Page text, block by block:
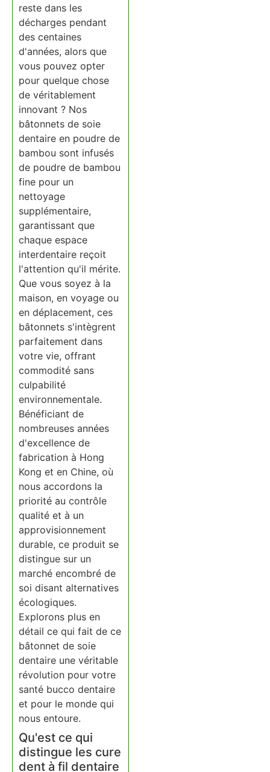
reste dans les
décharges pendant
des centaines
d'années, alors que
vous pouvez opter
pour quelque chose
de véritablement
innovant ? Nos
bâtonnets de soie
dentaire en poudre de
bambou sont infusés
de poudre de bambou
fine pour un
nettoyage
supplémentaire,
garantissant que
chaque espace
interdentaire reçoit
l'attention qu'il mérite.
Que vous soyez à la
maison, en voyage ou
en déplacement, ces
bâtonnets s'intègrent
parfaitement dans
votre vie, offrant
commodité sans
culpabilité
environnementale.
Bénéficiant de
nombreuses années
d'excellence de
fabrication à Hong
Kong et en Chine, où
nous accordons la
priorité au contrôle
qualité et à un
approvisionnement
durable, ce produit se
distingue sur un
marché encombré de
soi disant alternatives
écologiques.
Explorons plus en
détail ce qui fait de ce
bâtonnet de soie
dentaire une véritable
révolution pour votre
santé bucco dentaire
et pour le monde qui
nous entoure.
Qu'est ce qui
distingue les cure
dent à fil dentaire